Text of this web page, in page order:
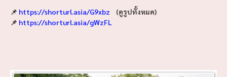
📌 https://shorturl.asia/G9xbz (ดูรูปทั้งหมด)
📌 https://shorturl.asia/gWzFL